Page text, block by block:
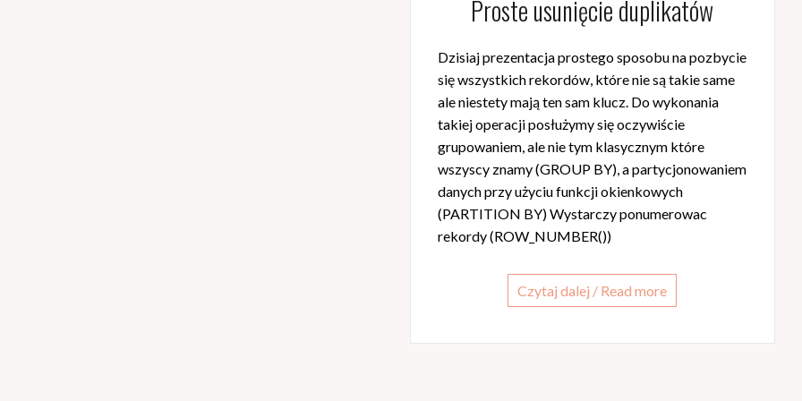
Proste usunięcie duplikatów
Dzisiaj prezentacja prostego sposobu na pozbycie
się wszystkich rekordów, które nie są takie same
ale niestety mają ten sam klucz. Do wykonania
takiej operacji posłużymy się oczywiście
grupowaniem, ale nie tym klasycznym które
wszyscy znamy (GROUP BY), a partycjonowaniem
danych przy użyciu funkcji okienkowych
(PARTITION BY) Wystarczy ponumerowac
rekordy (ROW_NUMBER())
Czytaj dalej / Read more